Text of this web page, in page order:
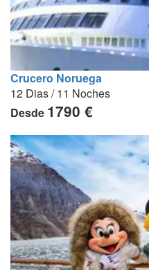
Crucero Noruega
12 Dias / 11 Noches
Desde 1790 €